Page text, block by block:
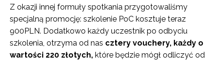
Z okazji innej formuły spotkania przygotowaliśmy
specjalną promocję: szkolenie PoC kosztuje teraz
900PLN. Dodatkowo każdy uczestnik po odbyciu
szkolenia, otrzyma od nas cztery vouchery, każdy o
wartości 220 złotych, które będzie mógł odliczyć od